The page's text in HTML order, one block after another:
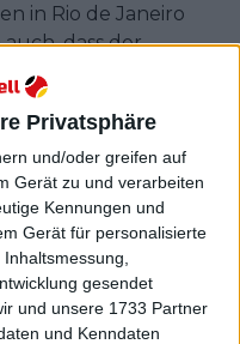
Privatsphäre
und/oder greifen auf
Gerät zu und verarbeiten
Kennungen und
Gerät für personalisierte
gesendet
und unsere 1733 Partner
und Kenndaten
in Rio de Janeiro
dass der
den nächsten drei
der Welt in der
Vorhersage:
bei den
überraschen -
Spieler"